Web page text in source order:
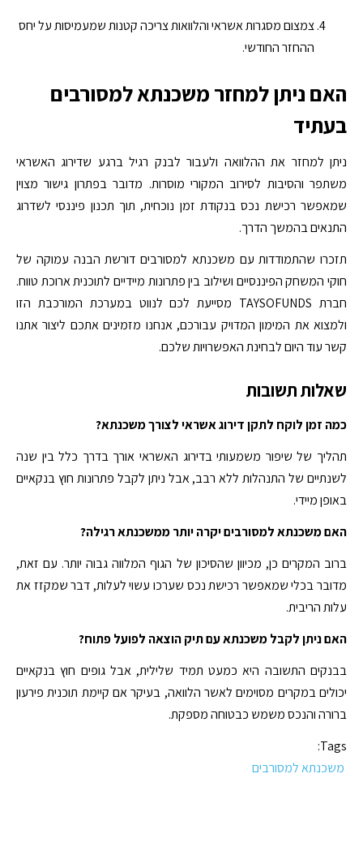
צמצום מסגרות אשראי והלוואות צריכה קטנות שמעמיסות על יחס
ההחזר החודשי.
האם ניתן למחזר משכנתא למסורבים
בעתיד
ניתן למחזר את ההלוואה ולעבור לבנק רגיל ברגע שדירוג האשראי
משתפר והסיבות לסירוב המקורי מוסרות. מדובר בפתרון גישור מצוין
שמאפשר רכישת נכס בנקודת זמן נוכחית, תוך תכנון פיננסי לשדרוג
התנאים בהמשך הדרך.
תזכרו שהתמודדות עם משכנתא למסורבים דורשת הבנה עמוקה של
חוקי המשחק הפיננסיים ושילוב בין פתרונות מיידיים לתוכנית ארוכת טווח.
חברת TAYSOFUNDS מסייעת לכם לנווט במערכת המורכבת הזו
ולמצוא את המימון המדויק עבורכם, אנחנו מזמינים אתכם ליצור אתנו
קשר עוד היום לבחינת האפשרויות שלכם.
שאלות תשובות
כמה זמן לוקח לתקן דירוג אשראי לצורך משכנתא?
תהליך של שיפור משמעותי בדירוג האשראי אורך בדרך כלל בין שנה
לשנתיים של התנהלות ללא רבב, אבל ניתן לקבל פתרונות חוץ בנקאיים
באופן מיידי.
האם משכנתא למסורבים יקרה יותר ממשכנתא רגילה?
ברוב המקרים כן, מכיוון שהסיכון של הגוף המלווה גבוה יותר. עם זאת,
מדובר בכלי שמאפשר רכישת נכס שערכו עשוי לעלות, דבר שמקזז את
עלות הריבית.
האם ניתן לקבל משכנתא עם תיק הוצאה לפועל פתוח?
בבנקים התשובה היא כמעט תמיד שלילית, אבל גופים חוץ בנקאיים
יכולים במקרים מסוימים לאשר הלוואה, בעיקר אם קיימת תוכנית פירעון
ברורה והנכס משמש כבטוחה מספקת.
Tags:
משכנתא למסורבים